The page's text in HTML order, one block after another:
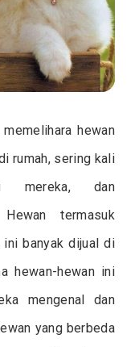
hewan
rumah, sering kali
mereka, dan
termasuk
ini banyak dijual di
hewan-hewan ini
mengenal dan
yang berbeda